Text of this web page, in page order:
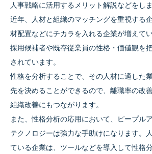
人事戦略に活用するメリット解説などをしま
近年、人材と組織のマッチングを重視する
材配置などにチカラを入れる企業が増えて
採用候補者や既存従業員の性格・価値観を
されています。
性格を分析することで、その人材に適した
先を決めることができるので、離職率の改
組織改善にもつながります。
また、性格分析の応用において、ピープル
テクノロジーは強力な手助けになります。
ている企業は、ツールなどを導入して性格